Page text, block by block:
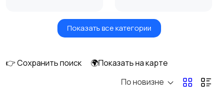
Самокаты и
Водные виды спорта
Показать все категории
👉 Сохранить поиск
🌍Показать на карте
По новизне